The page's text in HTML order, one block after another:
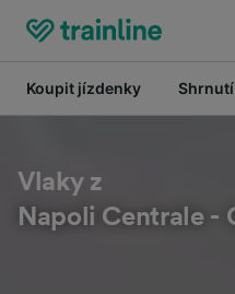
Koupit jízdenky
Vlaky z
Napoli Centrale -